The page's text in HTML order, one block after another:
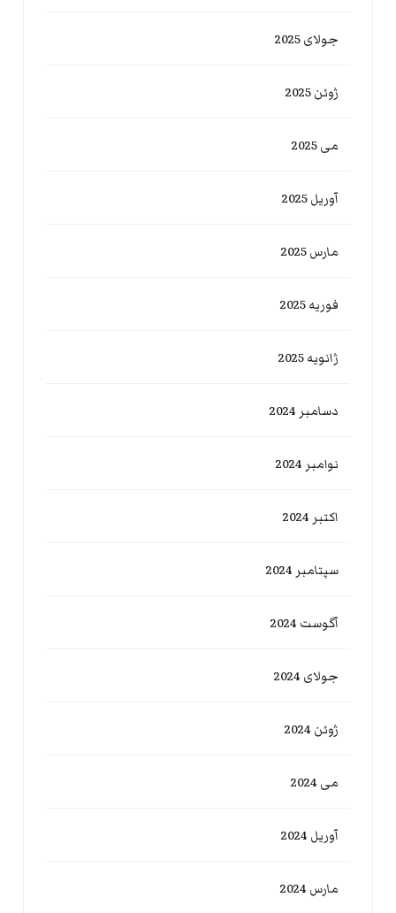
جولای 2025
ژوئن 2025
می 2025
آوریل 2025
مارس 2025
فوریه 2025
ژانویه 2025
دسامبر 2024
نوامبر 2024
اکتبر 2024
سپتامبر 2024
آگوست 2024
جولای 2024
ژوئن 2024
می 2024
آوریل 2024
مارس 2024